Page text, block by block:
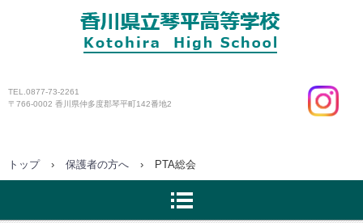
ページ
TEL.0877-73-2261
〒766-0002 香川県仲多度郡琴平町142番地2
トップ › 保護者の方へ › PTA総会